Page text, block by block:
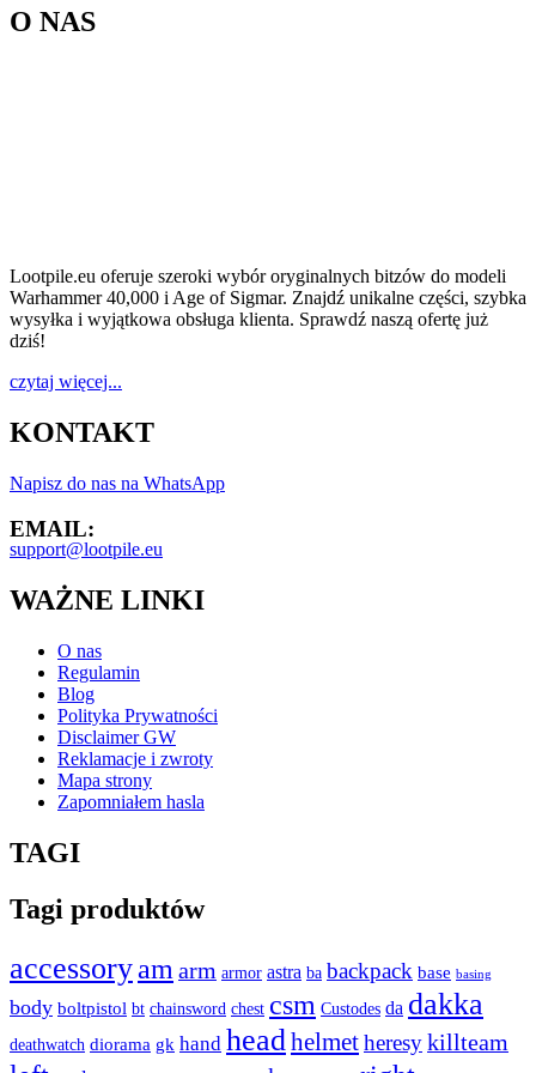
O NAS
Lootpile.eu oferuje szeroki wybór oryginalnych bitzów do modeli
Warhammer 40,000 i Age of Sigmar. Znajdź unikalne części, szybka
wysyłka i wyjątkowa obsługa klienta. Sprawdź naszą ofertę już
dziś!
czytaj więcej...
KONTAKT
Napisz do nas na WhatsApp
EMAIL:
support@lootpile.eu
WAŻNE LINKI
O nas
Regulamin
Blog
Polityka Prywatności
Disclaimer GW
Reklamacje i zwroty
Mapa strony
Zapomniałem hasla
TAGI
Tagi produktów
accessoryam arm armor astra ba backpack base basing
body boltpistol bt chainsword chest csm Custodes da dakka
deathwatch diorama gk hand headhelmetheresykillteam